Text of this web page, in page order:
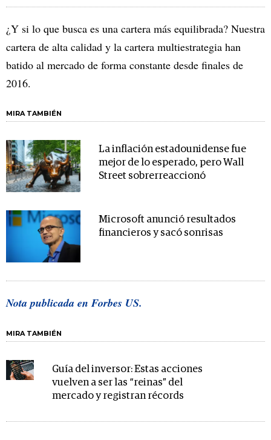
¿Y si lo que busca es una cartera más equilibrada? Nuestra
cartera de alta calidad y la cartera multiestrategia han
batido al mercado de forma constante desde finales de
2016.
MIRA TAMBIÉN
La inflación estadounidense fue
mejor de lo esperado, pero Wall
Street sobrerreaccionó
Microsoft anunció resultados
financieros y sacó sonrisas
Nota publicada en Forbes US.
MIRA TAMBIÉN
Guía del inversor: Estas acciones
vuelven a ser las “reinas” del
mercado y registran récords